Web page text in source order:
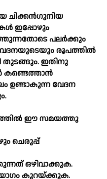
ചിക്കന്‍ഗുനിയ
ഇപ്പോഴും
പലര്‍ക്കും
രൂപത്തില്‍
തുടങ്ങും. ഇതിനു
കണ്ടെത്താന്‍
ഉണ്ടാകുന്ന വേദന
ഈ സമയത്തു
ചെരുപ്പ്‌
ഒഴിവാക്കുക.
കുറയ്‌ക്കുക.